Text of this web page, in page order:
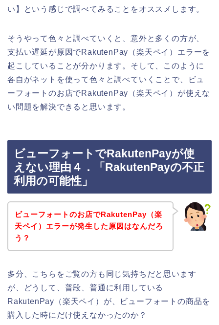
い】という感じで調べてみることをオススメします。
そうやって色々と調べていくと、意外と多くの方が、
支払い遅延が原因でRakutenPay（楽天ペイ）エラーを
起こしていることが分かります。そして、このように
各自がネットを使って色々と調べていくことで、ビュ
ーフォートのお店でRakutenPay（楽天ペイ）が使えな
い問題を解決できると思います。
ビューフォートでRakutenPayが使
えない理由４．「RakutenPayの不正
利用の可能性」
ビューフォートのお店でRakutenPay（楽
天ペイ）エラーが発生した原因はなんだろ
う？
多分、こちらをご覧の方も同じ気持ちだと思います
が、どうして、普段、普通に利用している
RakutenPay（楽天ペイ）が、ビューフォートの商品を
購入した時にだけ使えなかったのか？